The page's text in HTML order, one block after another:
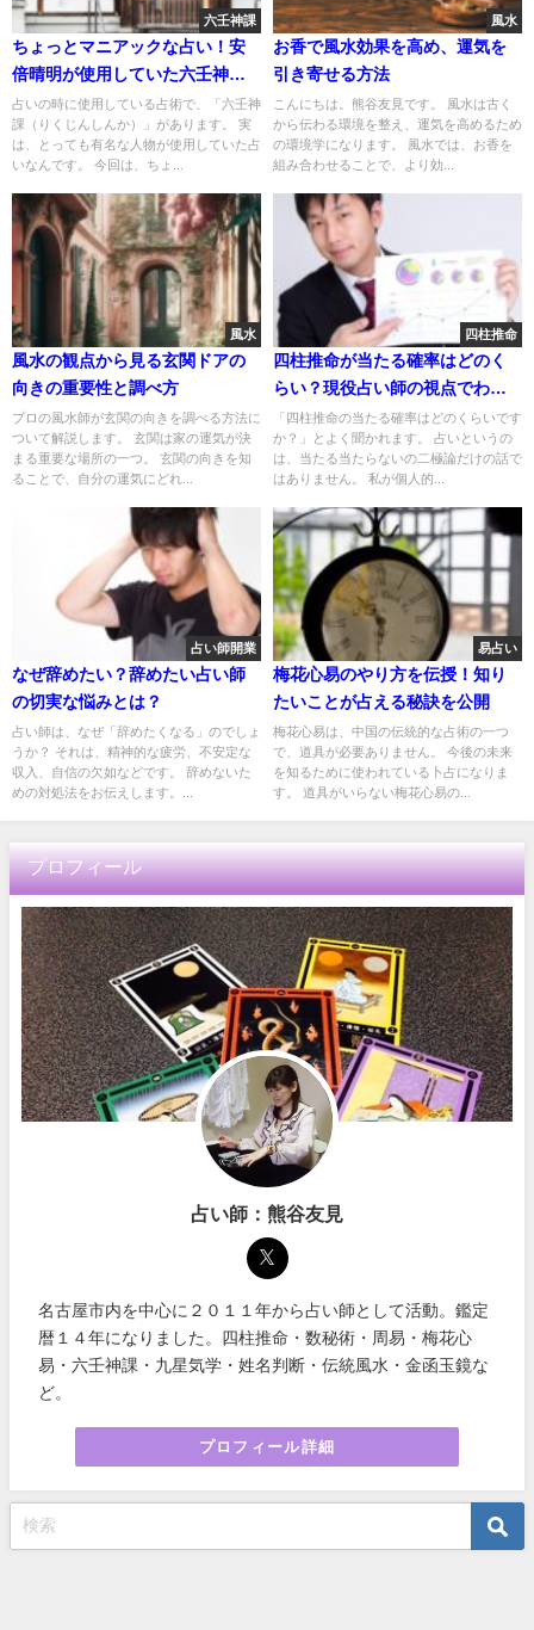
六壬神課
ちょっとマニアックな占い！安
倍晴明が使用していた六壬神課
とは？
占いの時に使用している占術で、「六壬神
課（りくじんしんか）」があります。 実
は、とっても有名な人物が使用していた占
いなんです。 今回は、ちょ...
風水
お香で風水効果を高め、運気を
引き寄せる方法
こんにちは。熊谷友見です。 風水は古く
から伝わる環境を整え、運気を高めるため
の環境学になります。 風水では、お香を
組み合わせることで、より効...
風水
風水の観点から見る玄関ドアの
向きの重要性と調べ方
プロの風水師が玄関の向きを調べる方法に
ついて解説します。 玄関は家の運気が決
まる重要な場所の一つ。 玄関の向きを知
ることで、自分の運気にどれ...
四柱推命
四柱推命が当たる確率はどのく
らい？現役占い師の視点でわか
ったこと
「四柱推命の当たる確率はどのくらいです
か？」とよく聞かれます。 占いというの
は、当たる当たらないの二極論だけの話で
はありません。 私が個人的...
占い師開業
なぜ辞めたい？辞めたい占い師
の切実な悩みとは？
占い師は、なぜ「辞めたくなる」のでしょ
うか？ それは、精神的な疲労、不安定な
収入、自信の欠如などです。 辞めないた
めの対処法をお伝えします。...
易占い
梅花心易のやり方を伝授！知り
たいことが占える秘訣を公開
梅花心易は、中国の伝統的な占術の一つ
で、道具が必要ありません。 今後の未来
を知るために使われている卜占になりま
す。 道具がいらない梅花心易の...
プロフィール
占い師：熊谷友見
名古屋市内を中心に２０１１年から占い師として活動。鑑定
暦１４年になりました。四柱推命・数秘術・周易・梅花心
易・六壬神課・九星気学・姓名判断・伝統風水・金函玉鏡な
ど。
プロフィール詳細